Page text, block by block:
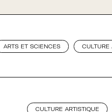
ARTS ET SCIENCES CULTURE
CULTURE ARTISTIQUE